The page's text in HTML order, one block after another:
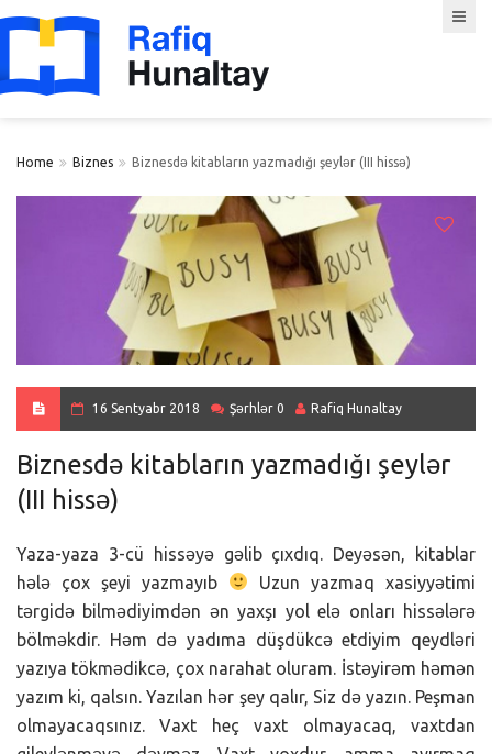
Home Biznes Biznesdə kitabların yazmadığı şeylər (III hissə)
16 Sentyabr 2018 Şərhlər 0 Rafiq Hunaltay
Biznesdə kitabların yazmadığı şeylər
(III hissə)
Yaza-yaza 3-cü hissəyə gəlib çıxdıq. Deyəsən, kitablar
hələ çox şeyi yazmayıb
Uzun yazmaq xasiyyətimi
tərgidə bilmədiyimdən ən yaxşı yol elə onları hissələrə
bölməkdir. Həm də yadıma düşdükcə etdiyim qeydləri
yazıya tökmədikcə, çox narahat oluram. İstəyirəm həmən
yazım ki, qalsın. Yazılan hər şey qalır, Siz də yazın. Peşman
olmayacaqsınız. Vaxt heç vaxt olmayacaq, vaxtdan